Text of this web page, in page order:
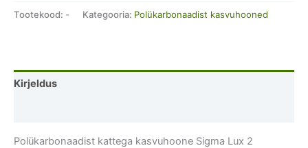
kogus
Tootekood: - Kategooria: Polükarbonaadist kasvuhooned
Kirjeldus
Polükarbonaadist kattega kasvuhoone Sigma Lux 2